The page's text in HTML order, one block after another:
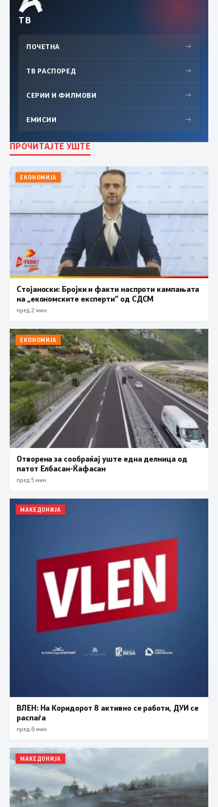
ТВ
ПОЧЕТНА →
ТВ РАСПОРЕД →
СЕРИИ И ФИЛМОВИ →
ЕМИСИИ →
ПРОЧИТАЈТЕ УШТЕ
ЕКОНОМИЈА
Стојаноски: Бројки и факти наспроти кампањата
на „економските експерти“ од СДСM
пред 2 мин.
ЕКОНОМИЈА
Отворена за сообраќај уште една делница од
патот Елбасан-Ќафасан
пред 5 мин.
МАКЕДОНИЈА
ВЛЕН: На Коридорот 8 активно се работи, ДУИ се
распаѓа
пред 6 мин.
МАКЕДОНИЈА